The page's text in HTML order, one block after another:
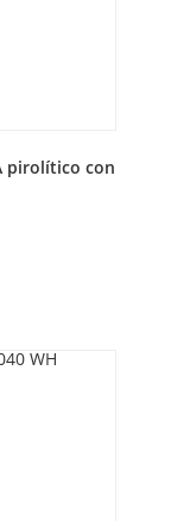
pirolítico con